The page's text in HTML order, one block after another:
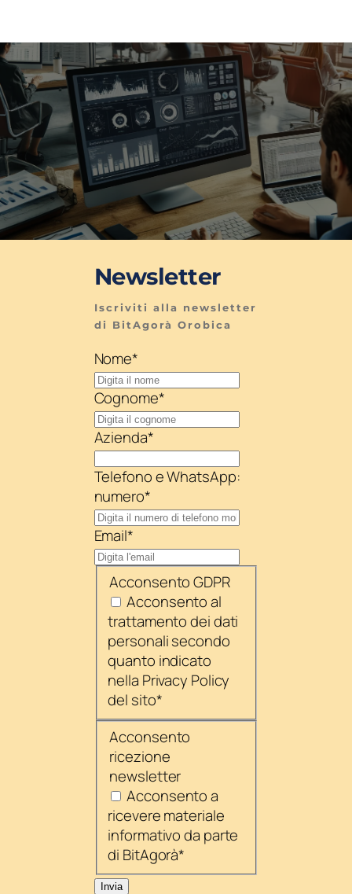
Newsletter
Iscriviti alla newsletter
di BitAgorà Orobica
Nome*
Cognome*
Azienda*
Telefono e WhatsApp:
numero*
Email*
Acconsento GDPR
Acconsento al
trattamento dei dati
personali secondo
quanto indicato
nella Privacy Policy
del sito*
Acconsento
ricezione
newsletter
Acconsento a
ricevere materiale
informativo da parte
di BitAgorà*
Invia